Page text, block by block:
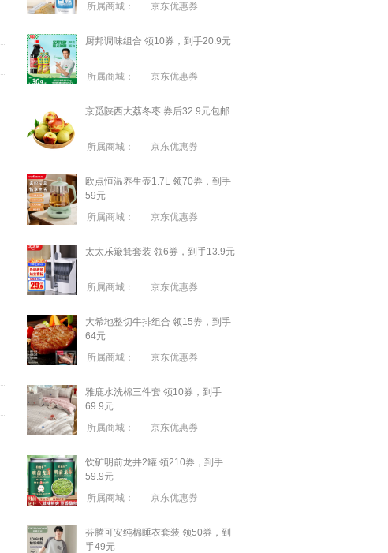
所属商城：
京东优惠券
厨邦调味组合 领10券，到手20.9元
所属商城： 京东优惠券
京觅陕西大荔冬枣 券后32.9元包邮
所属商城： 京东优惠券
欧点恒温养生壶1.7L 领70券，到手
59元
所属商城：
京东优惠券
太太乐簸箕套装 领6券，到手13.9元
所属商城： 京东优惠券
大希地整切牛排组合 领15券，到手
64元
所属商城：
京东优惠券
雅鹿水洗棉三件套 领10券，到手
69.9元
所属商城：
京东优惠券
饮矿明前龙井2罐 领210券，到手
59.9元
所属商城：
京东优惠券
芬腾可安纯棉睡衣套装 领50券，到
手49元